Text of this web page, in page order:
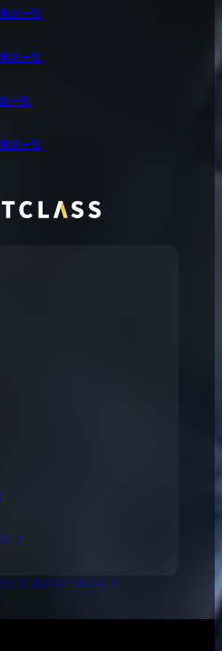
ー
許可 第304371805541号
績一覧
績一覧
一覧
績一覧